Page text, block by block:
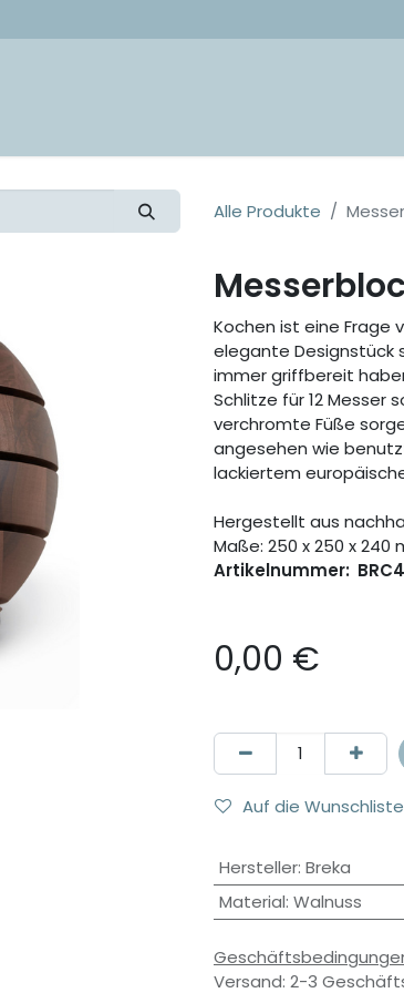
Alle Produkte
Kochen ist eine Frage
elegante Designstück
immer griffbereit
Schlitze für 12 Messer
verchromte Füße
angesehen wie
lackiertem
Hergestellt aus
Maße: 250 x 250 x 240
Artikelnummer:
0,00 €
Auf die Wunschliste
Hersteller: Breka
Material: Walnuss
Versand: 2-3